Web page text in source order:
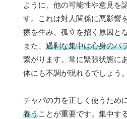
ように、他の可能性や意見を
す。これは対人関係に悪影響
擦を生み、孤立を招く原因と
また、 過剰な集中は心身のバ
繋がります。常に緊張状態に
体にも不調が現れるでしょう。
チャパの力を正しく使うために
養うことが重要です。集中す